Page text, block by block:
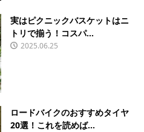
実はピクニックバスケットはニ
トリで揃う！コスパ...
2025.06.25
ロードバイクのおすすめタイヤ
20選！これを読めば...